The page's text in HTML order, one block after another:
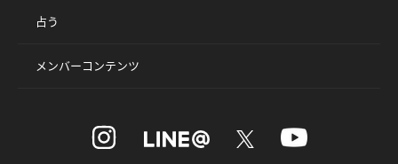
占う
メンバーコンテンツ